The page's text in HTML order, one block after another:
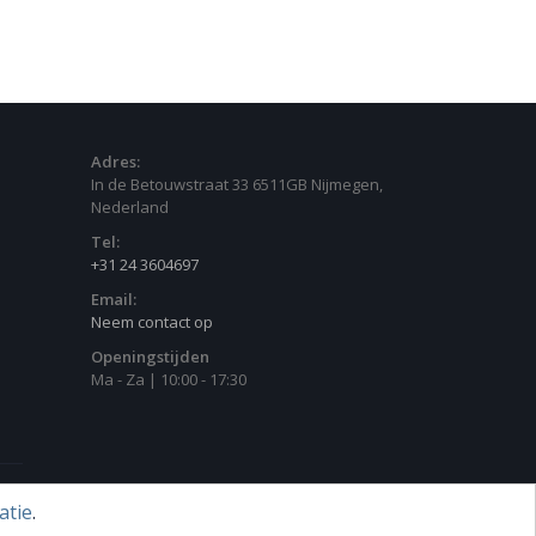
.
Adres:
In de Betouwstraat 33 6511GB Nijmegen,
Nederland
Tel:
+31 24 3604697
Email:
Neem contact op
Openingstijden
Ma - Za | 10:00 - 17:30